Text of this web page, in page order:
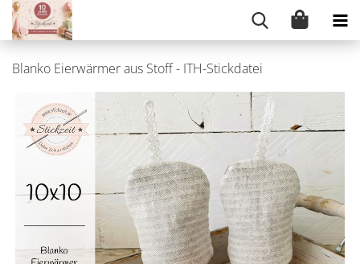
Blanko Eierwärmer aus Stoff - ITH-Stickdatei